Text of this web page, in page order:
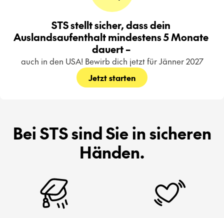
STS stellt sicher, dass dein
Auslandsaufenthalt mindestens 5 Monate
dauert –
auch in den USA! Bewirb dich jetzt für Jänner 2027
Jetzt starten
Bei STS sind Sie in sicheren
Händen.